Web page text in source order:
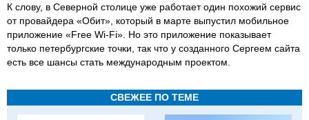
К слову, в Северной столице уже работает один похожий сервис
от провайдера «Обит», который в марте выпустил мобильное
приложение «Free Wi-Fi». Но это приложение показывает
только петербургские точки, так что у созданного Сергеем сайта
есть все шансы стать международным проектом.
СВЕЖЕЕ ПО ТЕМЕ